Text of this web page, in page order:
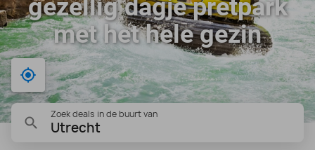
Ontdek 15.000+ deals
gezellig dagje pretpark
met het hele gezin
Bij mij in de buurt
Zoek deals in de buurt van
Utrecht